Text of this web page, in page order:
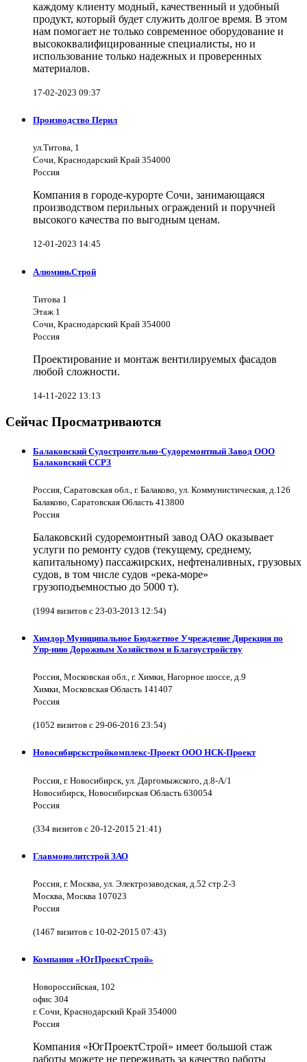
каждому клиенту модный, качественный и удобный
продукт, который будет служить долгое время. В этом
нам помогает не только современное оборудование и
высококвалифицированные специалисты, но и
использование только надежных и проверенных
материалов.
17-02-2023 09:37
Производство Перил
ул.Титова, 1
Сочи, Краснодарский Край 354000
Россия
Компания в городе-курорте Сочи, занимающаяся
производством перильных ограждений и поручней
высокого качества по выгодным ценам.
12-01-2023 14:45
АлюминьСтрой
Титова 1
Этаж 1
Сочи, Краснодарский Край 354000
Россия
Проектирование и монтаж вентилируемых фасадов
любой сложности.
14-11-2022 13:13
Сейчас Просматриваются
Балаковский Судостроительно-Судоремонтный Завод ООО
Балаковский ССРЗ
Россия, Саратовская обл., г. Балаково, ул. Коммунистическая, д.126
Балаково, Саратовская Область 413800
Россия
Балаковский судоремонтный завод ОАО оказывает
услуги по ремонту судов (текущему, среднему,
капитальному) пассажирских, нефтеналивных, грузовых
судов, в том числе судов «река-море»
грузоподъемностью до 5000 т).
(1994 визитов с 23-03-2013 12:54)
Химдор Муниципальное Бюджетное Учреждение Дирекция по
Упр-нию Дорожным Хозяйством и Благоустройству
Россия, Московская обл., г. Химки, Нагорное шоссе, д.9
Химки, Московская Область 141407
Россия
(1052 визитов с 29-06-2016 23:54)
Новосибирскстройкомплекс-Проект ООО НСК-Проект
Россия, г. Новосибирск, ул. Даргомыжского, д.8-А/1
Новосибирск, Новосибирская Область 630054
Россия
(334 визитов с 20-12-2015 21:41)
Главмонолитстрой ЗАО
Россия, г. Москва, ул. Электрозаводская, д.52 стр.2-3
Москва, Москва 107023
Россия
(1467 визитов с 10-02-2015 07:43)
Компания «ЮгПроектСтрой»
Новороссийская, 102
офис 304
г. Сочи, Краснодарский Край 354000
Россия
Компания «ЮгПроектСтрой» имеет большой стаж
работы можете не переживать за качество работы